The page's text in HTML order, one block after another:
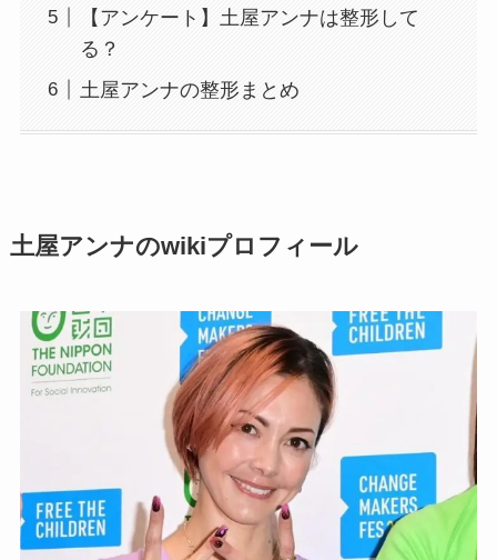
【アンケート】土屋アンナは整形して
る？
土屋アンナの整形まとめ
土屋アンナのwikiプロフィール